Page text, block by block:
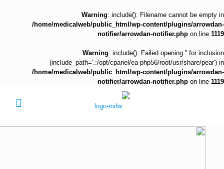
Warning: include(): Filename cannot be empty in
/home/medicalweb/public_html/wp-content/plugins/arrowdan-
notifier/arrowdan-notifier.php on line 1119
Warning: include(): Failed opening '' for inclusion
(include_path='.:/opt/cpanel/ea-php56/root/usr/share/pear') in
/home/medicalweb/public_html/wp-content/plugins/arrowdan-
notifier/arrowdan-notifier.php on line 1119